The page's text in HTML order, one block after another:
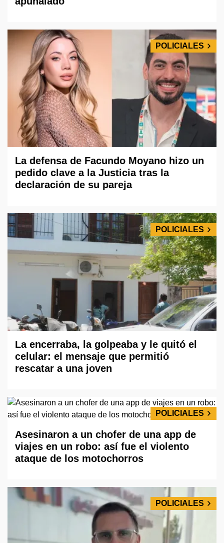
POLICIALES
La defensa de Facundo Moyano hizo un
pedido clave a la Justicia tras la
declaración de su pareja
POLICIALES
La encerraba, la golpeaba y le quitó el
celular: el mensaje que permitió
rescatar a una joven
POLICIALES
Asesinaron a un chofer de una app de
viajes en un robo: así fue el violento
ataque de los motochorros
POLICIALES